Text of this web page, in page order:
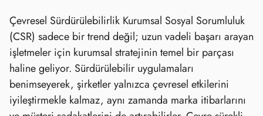
Çevresel Sürdürülebilirlik Kurumsal Sosyal Sorumluluk
(CSR) sadece bir trend değil; uzun vadeli başarı arayan
işletmeler için kurumsal stratejinin temel bir parçası
haline geliyor. Sürdürülebilir uygulamaları
benimseyerek, şirketler yalnızca çevresel etkilerini
iyileştirmekle kalmaz, aynı zamanda marka itibarlarını